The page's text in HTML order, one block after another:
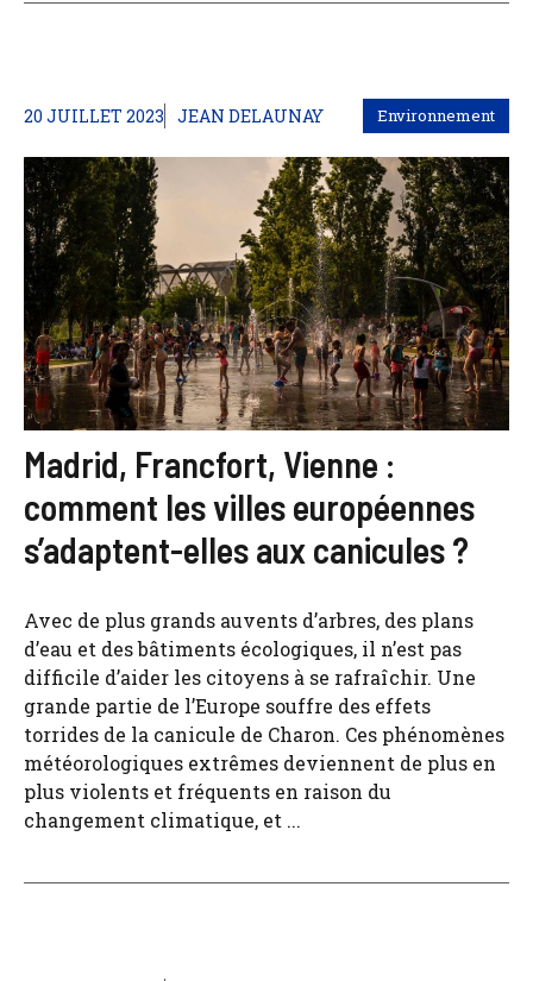
20 JUILLET 2023 JEAN DELAUNAY Environnement
Madrid, Francfort, Vienne :
comment les villes européennes
s’adaptent-elles aux canicules ?
Avec de plus grands auvents d’arbres, des plans
d’eau et des bâtiments écologiques, il n’est pas
difficile d’aider les citoyens à se rafraîchir. Une
grande partie de l’Europe souffre des effets
torrides de la canicule de Charon. Ces phénomènes
météorologiques extrêmes deviennent de plus en
plus violents et fréquents en raison du
changement climatique, et ...